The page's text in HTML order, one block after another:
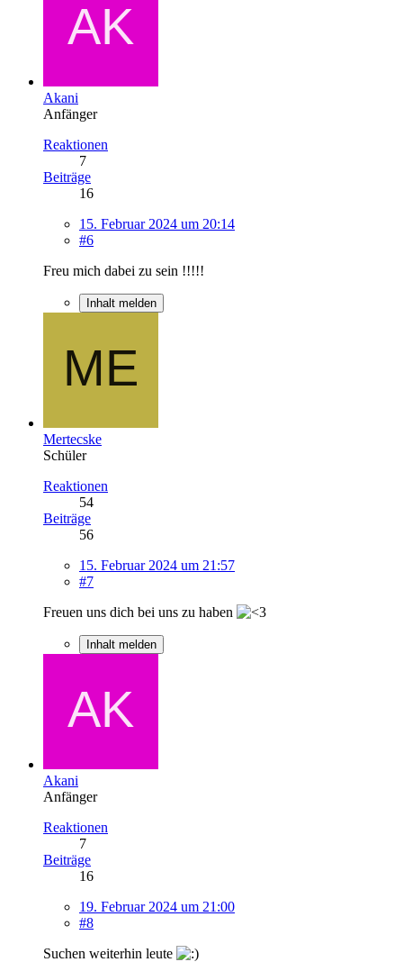
Akani
Anfänger
Reaktionen
7
Beiträge
16
15. Februar 2024 um 20:14
#6
Freu mich dabei zu sein !!!!!
Inhalt melden
Mertecske
Schüler
Reaktionen
54
Beiträge
56
15. Februar 2024 um 21:57
#7
Freuen uns dich bei uns zu haben
Inhalt melden
Akani
Anfänger
Reaktionen
7
Beiträge
16
19. Februar 2024 um 21:00
#8
Suchen weiterhin leute